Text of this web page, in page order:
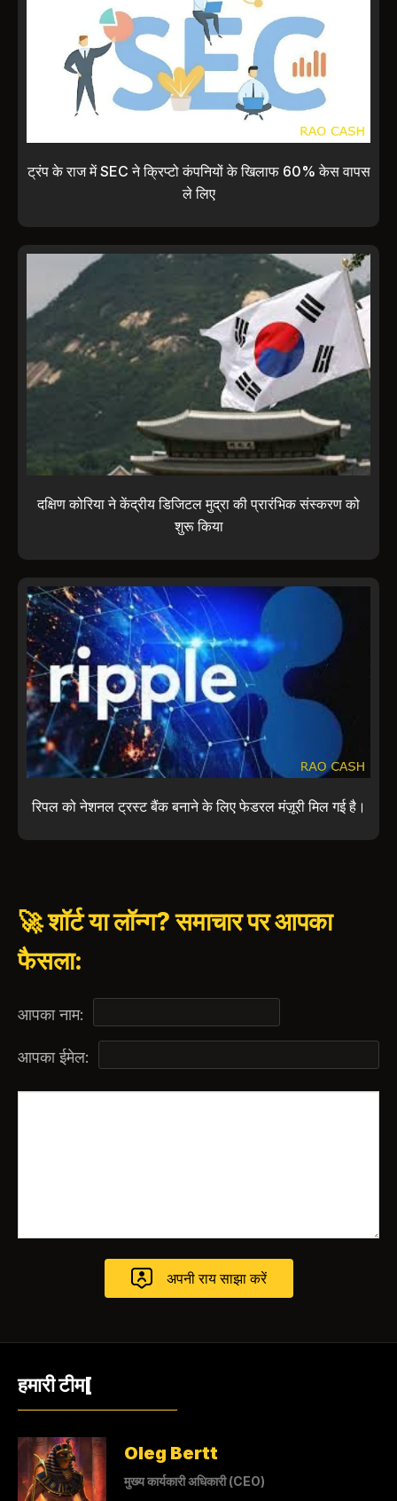
ट्रंप के राज में SEC ने क्रिप्टो कंपनियों के खिलाफ 60% केस वापस
ले लिए
दक्षिण कोरिया ने केंद्रीय डिजिटल मुद्रा की प्रारंभिक संस्करण को
शुरू किया
रिपल को नेशनल ट्रस्ट बैंक बनाने के लिए फेडरल मंज़ूरी मिल गई है।
🚀 शॉर्ट या लॉन्ग? समाचार पर आपका
फैसला:
आपका नाम:
आपका ईमेल:
हमारी टीम[
Oleg Bertt
मुख्य कार्यकारी अधिकारी (CEO)